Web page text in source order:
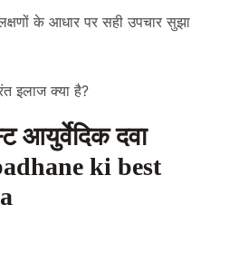
के आधार पर सही उपचार सुझा
इलाज क्या है?
आयुर्वेदिक दवा
ki best